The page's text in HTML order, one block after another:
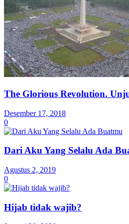
The Glorious Revolution.
Desember 17, 2018
0
Dari Aku Yang Selalu Ada
Agustus 2, 2019
0
Hijab tidak wajib?